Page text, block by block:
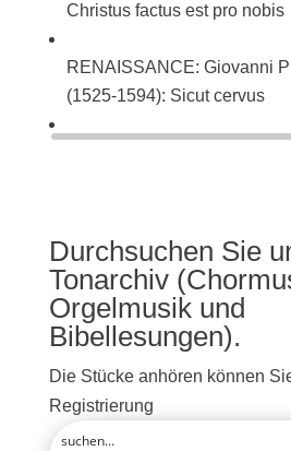
Christus factus est pro nobis
RENAISSANCE: Giovanni
(1525-1594): Sicut cervus
Durchsuchen Sie
Tonarchiv
Orgelmusik und
Bibellesungen).
Die Stücke anhören können
Registrierung